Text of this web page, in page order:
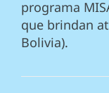
programa
que brindan
Bolivia).